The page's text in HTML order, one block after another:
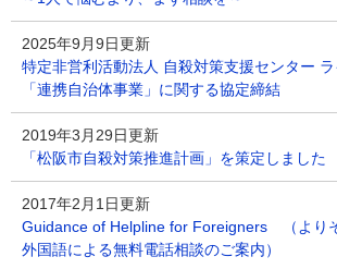
2025年9月9日更新
特定非営利活動法人 自殺対策支援センター ラ
「連携自治体事業」に関する協定締結
2019年3月29日更新
「松阪市自殺対策推進計画」を策定しました
2017年2月1日更新
Guidance of Helpline for Foreigners （より
外国語による無料電話相談のご案内）